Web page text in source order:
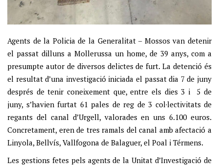
Agents de la Policia de la Generalitat – Mossos van detenir
el passat dilluns a Mollerussa un home, de 39 anys, com a
presumpte autor de diversos delictes de furt. La detenció és
el resultat d’una investigació iniciada el passat dia 7 de juny
després de tenir coneixement que, entre els dies 3 i 5 de
juny, s’havien furtat 61 pales de reg de 3 col·lectivitats de
regants del canal d’Urgell, valorades en uns 6.100 euros.
Concretament, eren de tres ramals del canal amb afectació a
Linyola, Bellvís, Vallfogona de Balaguer, el Poal i Térmens.
Les gestions fetes pels agents de la Unitat d’Investigació de